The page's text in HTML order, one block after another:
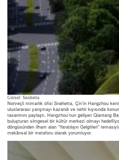
Görsel: Snohetta
Norveçli mimarlık ofisi Snøhetta, Çin’in Hangzhou
uluslararası yarışmayı kazandı ve nehir kıyısında
tasarımını paylaştı. Hangzhou’nun gelişen Qiantang
buluşturan simgesel bir kültür merkezi olmayı
döngüsünden ilham alan “Yaratılışın Gelgitleri”
mekânsal bir metaforu olarak yorumluyor.